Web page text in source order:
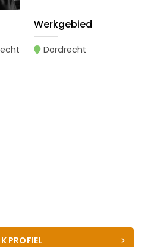
Werkgebied
Dordrecht
PROFIEL